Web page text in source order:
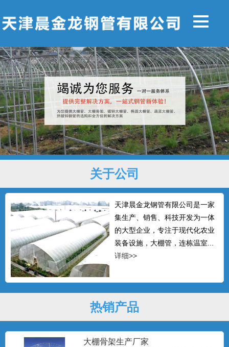
关于公司
天津晨金龙钢管有限公司是一家
集生产、销售、科技开发为一体
的大型企业，专注于现代化农业
装备设施，大棚管，连栋温室...
详细>>
热销产品
大棚骨架生产厂家